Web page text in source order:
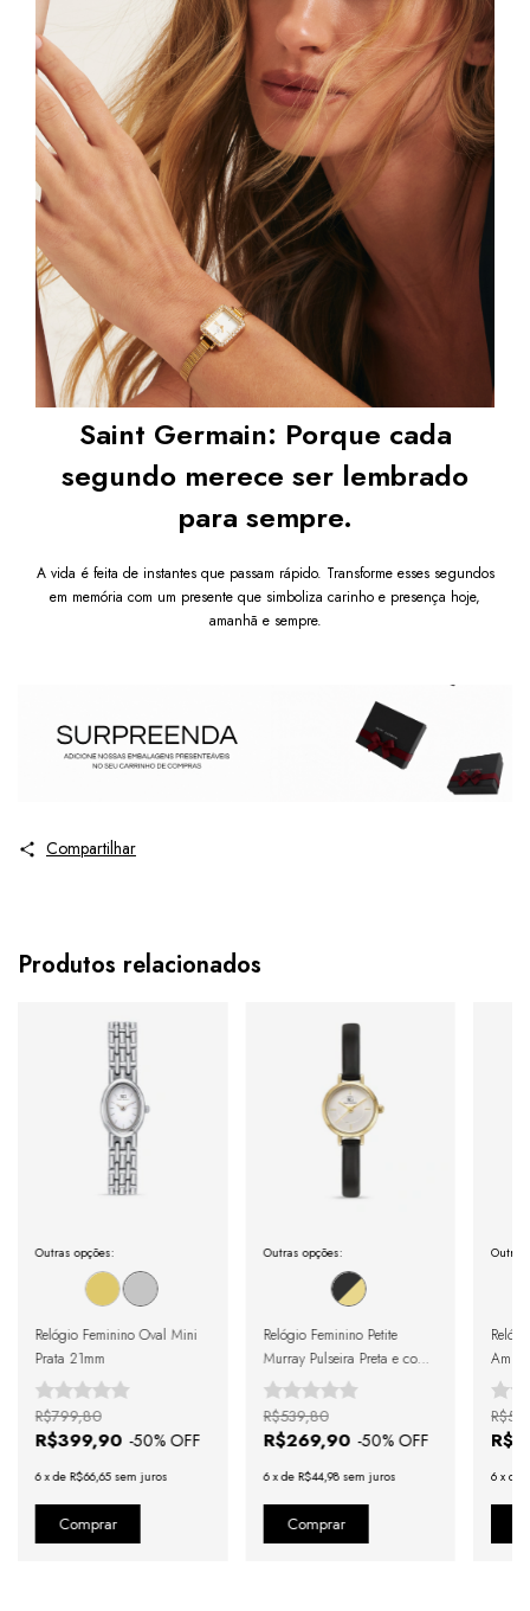
Saint Germain: Porque cada
segundo merece ser lembrado
para sempre.
A vida é feita de instantes que passam rápido. Transforme esses segundos
em memória com um presente que simboliza carinho e presença hoje,
amanhã e sempre.
Compartilhar
Produtos relacionados
Outras opções:
Relógio Feminino Oval Mini
Prata 21mm
R$399,90 -50% OFF
R$799,80
6 xde R$66,65 sem juros
Outras opções:
Relógio Feminino Petite
Murray Pulseira Preta e com
Caixa Dourada 19mm
R$269,90 -50% OFF
R$539,80
6 xde R$44,98 sem juros
Outras
6 x de